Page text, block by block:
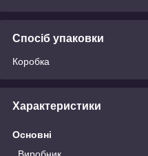
Спосіб упаковки
Коробка
Характеристики
Основні
Виробник